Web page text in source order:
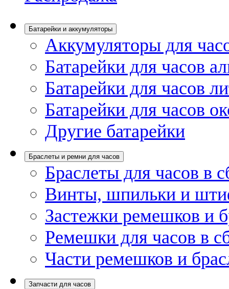
Батарейки и аккумуляторы
Аккумуляторы для
Батарейки для часов
Батарейки для часов
Батарейки для часов
Другие батарейки
Браслеты и ремни для часов
Браслеты для часов в
Винты, шпильки и
Застежки ремешков и
Ремешки для часов в
Части ремешков и
Запчасти для часов